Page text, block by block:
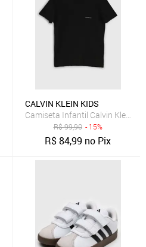
Baixo Azul Marinho
CALVIN KLEIN KIDS
Camiseta Infantil Calvin Klein
R$99,90 - 15%
R$84,99 no Pix